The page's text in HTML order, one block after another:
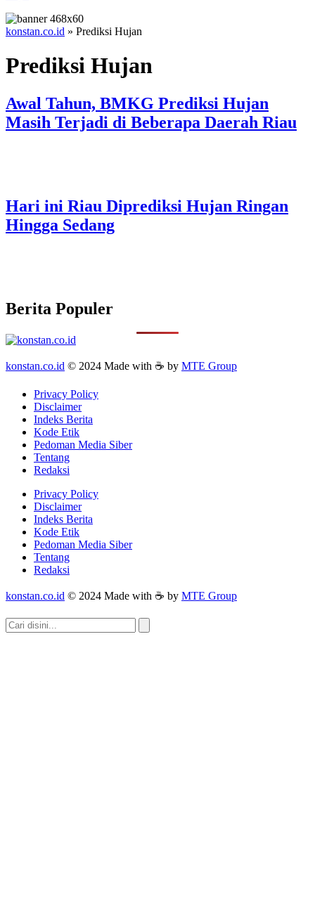
konstan.co.id » Prediksi Hujan
Prediksi Hujan
Awal Tahun, BMKG Prediksi Hujan
Masih Terjadi di Beberapa Daerah Riau
Hari ini Riau Diprediksi Hujan Ringan
Hingga Sedang
Berita Populer
konstan.co.id © 2024 Made with ☕ by MTE Group
Privacy Policy
Disclaimer
Indeks Berita
Kode Etik
Pedoman Media Siber
Tentang
Redaksi
Privacy Policy
Disclaimer
Indeks Berita
Kode Etik
Pedoman Media Siber
Tentang
Redaksi
konstan.co.id © 2024 Made with ☕ by MTE Group